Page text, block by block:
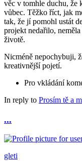
věc v tomhle duchu, že
vůbec. Těžko říct, jak
tak, že jí pomohl ustát
projekt nedařilo,
životě.
Nicméně nepochybuji,
kreativnější pojetí.
Pro vkládání
In reply to Prosím tě a
...
gleti